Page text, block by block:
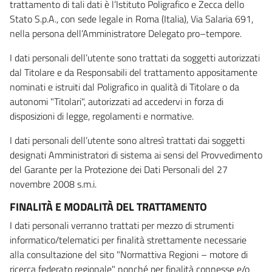
trattamento di tali dati è l’Istituto Poligrafico e Zecca dello
Stato S.p.A., con sede legale in Roma (Italia), Via Salaria 691,
nella persona dell’Amministratore Delegato pro–tempore.
I dati personali dell’utente sono trattati da soggetti autorizzati
dal Titolare e da Responsabili del trattamento appositamente
nominati e istruiti dal Poligrafico in qualità di Titolare o da
autonomi "Titolari", autorizzati ad accedervi in forza di
disposizioni di legge, regolamenti e normative.
I dati personali dell’utente sono altresì trattati dai soggetti
designati Amministratori di sistema ai sensi del Provvedimento
del Garante per la Protezione dei Dati Personali del 27
novembre 2008 s.m.i.
FINALITÀ E MODALITÀ DEL TRATTAMENTO
I dati personali verranno trattati per mezzo di strumenti
informatico/telematici per finalità strettamente necessarie
alla consultazione del sito "Normattiva Regioni – motore di
ricerca federato regionale" nonché per finalità connesse e/o